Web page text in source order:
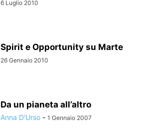
6 Luglio 2010
Spirit e Opportunity su Marte
26 Gennaio 2010
Da un pianeta all’altro
Anna D'Urso - 1 Gennaio 2007